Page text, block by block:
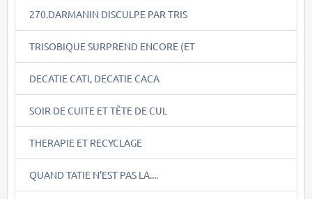
270.DARMANIN DISCULPE PAR TRIS
TRISOBIQUE SURPREND ENCORE (ET
DECATIE CATI, DECATIE CACA
SOIR DE CUITE ET TÊTE DE CUL
THERAPIE ET RECYCLAGE
QUAND TATIE N'EST PAS LA....